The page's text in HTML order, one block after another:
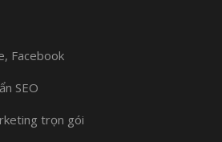
Facebook
SEO
trọn gói